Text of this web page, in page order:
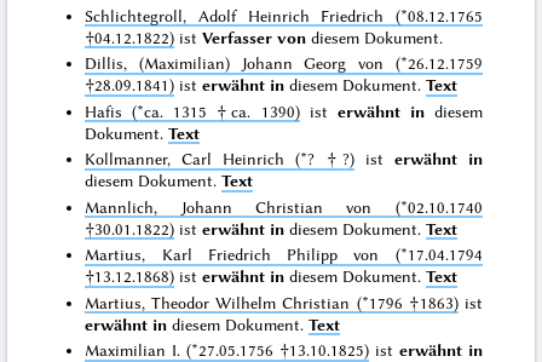
Schlichtegroll, Adolf Heinrich Friedrich (*08.12.1765
†04.12.1822) istVerfasser von diesem Dokument.
Dillis, (Maximilian) Johann Georg von (*26.12.1759
†28.09.1841) isterwähnt in diesem Dokument.Text
Hafis (*ca. 1315 †ca. 1390)ist erwähnt indiesem
Dokument.Text
Kollmanner, Carl Heinrich (*? †?)ist erwähnt in
diesem Dokument.Text
Mannlich, Johann Christian von (*02.10.1740
†30.01.1822) isterwähnt in diesem Dokument.Text
Martius, Karl Friedrich Philipp von (*17.04.1794
†13.12.1868) isterwähnt in diesem Dokument.Text
Martius, Theodor Wilhelm Christian (*1796 †1863)ist
erwähnt in diesem Dokument.Text
Maximilian I. (*27.05.1756 †13.10.1825) ist erwähnt in